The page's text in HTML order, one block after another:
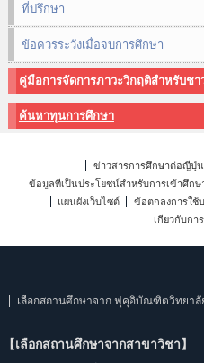
ที่ปรึกษา
ข้อควรระวังเมื่อจบการศึกษา
คู่มือการจัดการภาวะวิกฤติสำหรับชา
ค้นหาทุนการศึกษา
ข่าวสารการศึกษาต่อญี่ปุ่น
ข้อมูลที่เป็นประโยชน์สำหรับการเข้าศึกษ
แผนผังเว็บไซต์
ข้อตกลงการใช้
เกี่ยวกับกา
เลือกสถานศึกษาจาก ฟุคุอิบัณฑิตวิทยาลั
【เลือกสถานศึกษาจากสาขาวิชา】